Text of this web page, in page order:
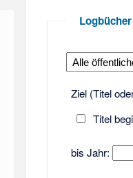
Logbücher
Ziel (Titel
Titel
bis Jahr: